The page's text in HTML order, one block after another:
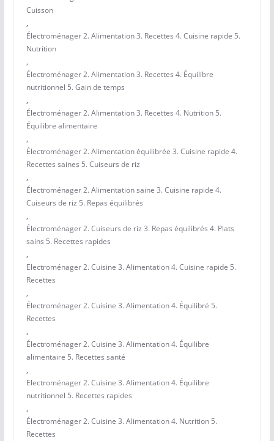
Cuisson
,
Électroménager 2. Alimentation 3. Recettes 4. Cuisine rapide 5.
Nutrition
,
Électroménager 2. Alimentation 3. Recettes 4. Équilibre
nutritionnel 5. Gain de temps
,
Électroménager 2. Alimentation 3. Recettes 4. Nutrition 5.
Équilibre alimentaire
,
Électroménager 2. Alimentation équilibrée 3. Cuisine rapide 4.
Recettes saines 5. Cuiseurs de riz
,
Électroménager 2. Alimentation saine 3. Cuisine rapide 4.
Cuiseurs de riz 5. Repas équilibrés
,
Électroménager 2. Cuiseurs de riz 3. Repas équilibrés 4. Plats
sains 5. Recettes rapides
,
Electroménager 2. Cuisine 3. Alimentation 4. Cuisine rapide 5.
Recettes
,
Électroménager 2. Cuisine 3. Alimentation 4. Équilibré 5.
Recettes
,
Électroménager 2. Cuisine 3. Alimentation 4. Équilibre
alimentaire 5. Recettes santé
,
Electroménager 2. Cuisine 3. Alimentation 4. Équilibre
nutritionnel 5. Recettes rapides
,
Électroménager 2. Cuisine 3. Alimentation 4. Nutrition 5.
Recettes